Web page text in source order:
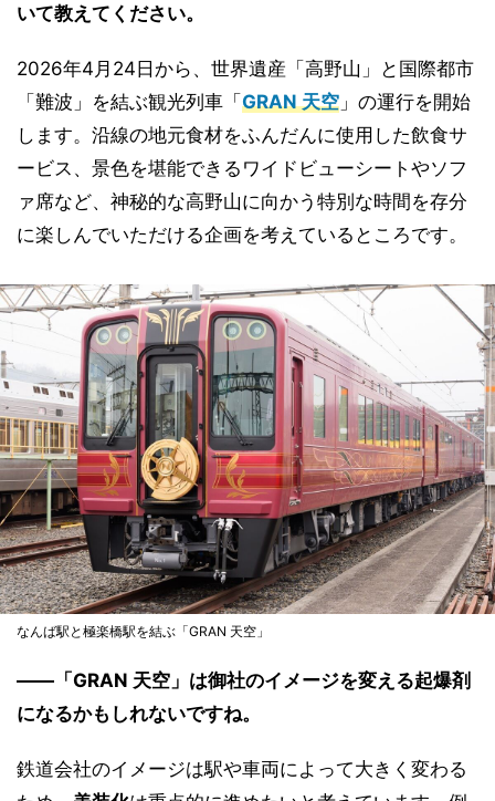
いて教えてください。
2026年4月24日から、世界遺産「高野山」と国際都市
「難波」を結ぶ観光列車「GRAN 天空 」の運行を開始
します。沿線の地元食材をふんだんに使用した飲食サ
ービス、景色を堪能できるワイドビューシートやソフ
ァ席など、神秘的な高野山に向かう特別な時間を存分
に楽しんでいただける企画を考えているところです。
なんば駅と極楽橋駅を結ぶ「GRAN 天空」
――「GRAN 天空」は御社のイメージを変える起爆剤
になるかもしれないですね。
鉄道会社のイメージは駅や車両によって大きく変わる